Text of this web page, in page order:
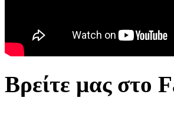
Βρείτε μας στο